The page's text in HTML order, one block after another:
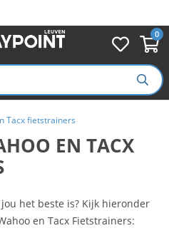
0
Tacx fietstrainers
EN TACX
het beste is? Kijk hieronder
en Tacx Fietstrainers: